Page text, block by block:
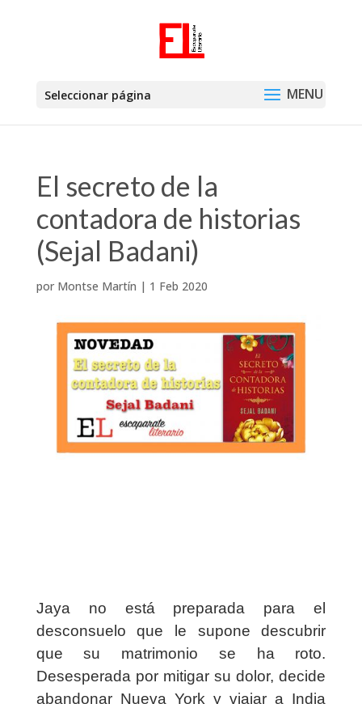
Seleccionar página
El secreto de la
contadora de historias
(Sejal Badani)
por Montse Martín | 1 Feb 2020
Jaya no está preparada para el
desconsuelo que le supone descubrir
que su matrimonio se ha roto.
Desesperada por mitigar su dolor, decide
abandonar Nueva York y viajar a India